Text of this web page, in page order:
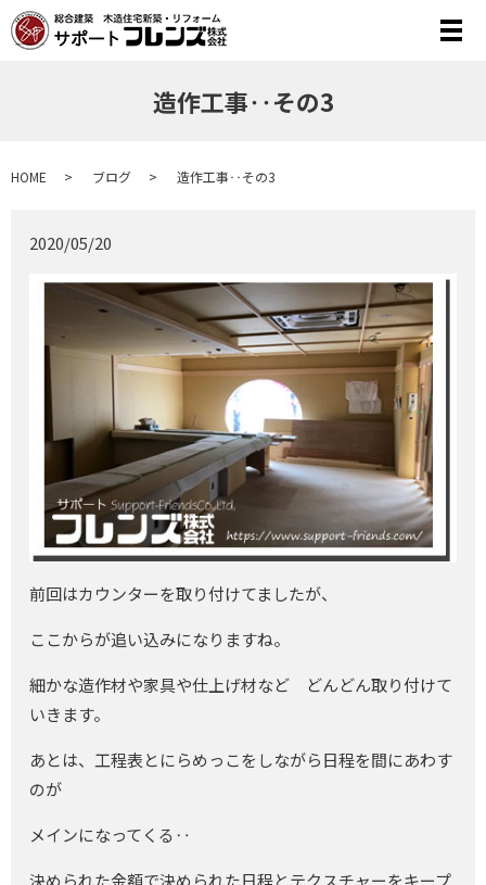
メ
造作工事‥その3
HOME ブログ 造作工事‥その3
2020/05/20
前回はカウンターを取り付けてましたが、
ここからが追い込みになりますね。
細かな造作材や家具や仕上げ材など どんどん取り付けて
いきます。
あとは、工程表とにらめっこをしながら日程を間にあわす
のが
メインになってくる‥
決められた金額で決められた日程とテクスチャーをキープ